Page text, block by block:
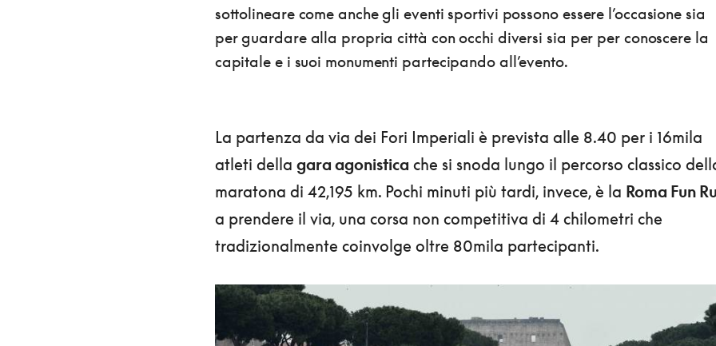
sottolineare come anche gli eventi sportivi possono essere l’occasione sia
per guardare alla propria città con occhi diversi sia per per conoscere la
capitale e i suoi monumenti partecipando all’evento.
La partenza da via dei Fori Imperiali è prevista alle 8.40 per i 16mila
atleti della gara agonistica che si snoda lungo il percorso classico
maratona di 42,195 km. Pochi minuti più tardi, invece, è la Roma Fun
a prendere il via, una corsa non competitiva di 4 chilometri che
tradizionalmente coinvolge oltre 80mila partecipanti.